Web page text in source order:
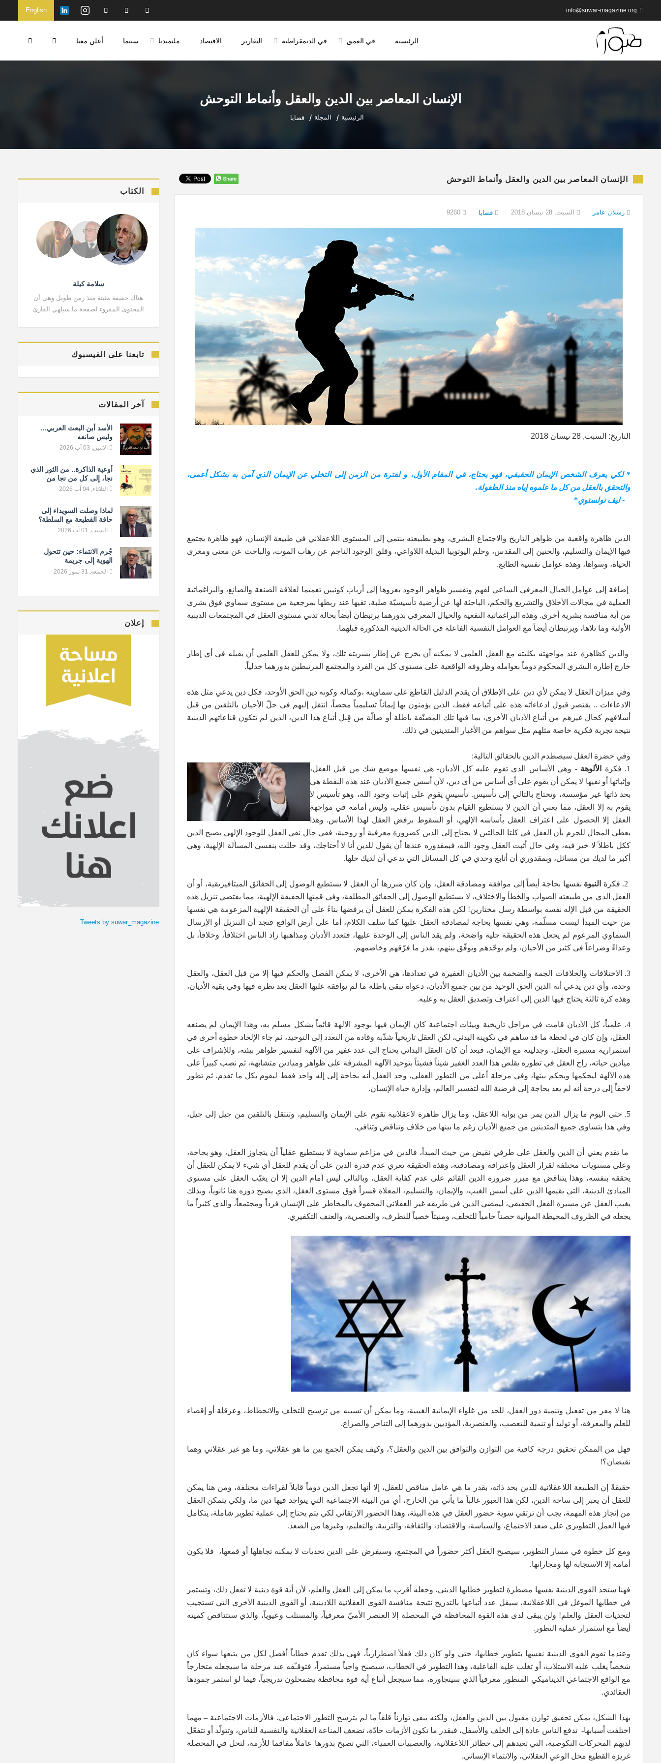
English info@suwar-magazine.org
الرئيسية في العمق في الديمقراطية التقارير الاقتصاد ملتميديا سينما أعلن معنا
الإنسان المعاصر بين الدين والعقل وأنماط التوحش
الرئيسية المجلة قضايا
الإنسان المعاصر بين الدين والعقل وأنماط التوحش
رسلان عامر السبت, 28 نيسان 2018 قضايا
التاريخ: السبت, 28 نيسان 2018
*لكي يعرف الشخص الإيمان الحقيقي، فهو يحتاج، في المقام الأول، و لفترة من الزمن إلى التخلي عن الإيمان الذي آمن به بشكل أعمى،
والتحقق بالعقل من كل ما علموه إياه منذ الطفولة.
-ليف تولستوي*
الدين ظاهرة واقعية من ظواهر التاريخ والاجتماع البشري، وهو بطبيعته ينتمي إلى المستوى اللاعقلاني في طبيعة الإنسان، فهو ظاهرة يجتمع
فيها الإيمان والتسليم، والحنين إلى المقدس، وحلم اليوتوبيا البديلة اللاواعي، وقلق الوجود الناجم عن رهاب الموت، والباحث عن معنى ومغزى
الحياة، وسواها، وهذه عوامل نفسية الطابع.
إضافة إلى عوامل الخيال المعرفي الساعي لفهم وتفسير ظواهر الوجود بعزوها إلى أرباب كونيين تعميما لعلاقة الصنعة والصانع، والبراغماتية
العملية في مجالات الأخلاق والتشريع والحكم، الباحثة لها عن أرضية تأسيسيّة صلبة، تقيها عند ربطها بمرجعية من مستوى سماوي فوق بشري
من أية منافسة بشرية أخرى. وهذه البراغماتية النفعية والخيال المعرفي بدورهما يرتبطان أيضاً بحالة تدني مستوى العقل في المجتمعات الدينية
الأولية وما تلاها، ويرتبطان أيضاً مع العوامل النفسية الفاعلة في الحالة الدينية المذكورة قبلهما.
والدين كظاهرة عند مواجهته بكليته مع العقل العلمي لا يمكنه أن يخرج عن إطار بشريته تلك، ولا يمكن للعقل العلمي أن يقبله في أي إطار
خارج إطاره البشري المحكوم دوماً بعوامله وظروفه الواقعية على مستوى كل من الفرد والمجتمع المرتبطين بدورهما جدلياً.
وفي ميزان العقل لا يمكن لأي دين على الإطلاق أن يقدم الدليل القاطع على سماويته ،وكماله وكونه دين الحق الأوحد، فكل دين يدعي مثل هذه
الادعاءات .. يقتصر قبول ادعاءاته هذه على أتباعه فقط، الذين يؤمنون بها إيماناً تسليمياً محضاً، انتقل إليهم في جلّ الأحيان بالتلقين من قبل
أسلافهم كحال غيرهم من أتباع الأديان الأخرى، بما فيها تلك المصنّفة باطلة أو ضالّة من قِبل أتباع هذا الدين، الذين لم تتكون قناعاتهم الدينية
نتيجة تجربة فكرية خاصة مثلهم مثل سواهم من الأغيار المتدينين في ذلك.
وفي حضرة العقل سيصطدم الدين بالحقائق التالية:
1. فكرة
الألوهة - وهي الأساس الذي تقوم عليه كل الأديان- هي نفسها موضع شك من قبل العقل،
وإثباتها أو نفيها لا يمكن أن يقوم على أي أساس من أي دين، لأن أسس جميع الأديان عند هذه النقطة هي
بحد ذاتها غير مؤسسة، وتحتاج بالتالي إلى تأسيس. تأسيسٍ يقوم على إثبات وجود الله، وهو تأسيس لا
يقوم به إلا العقل، مما يعني أن الدين لا يستطيع القيام بدون تأسيس عقلي، وليس أمامه في مواجهة
العقل إلا الحصول على اعتراف العقل بأساسه الإلهي، أو السقوط برفض العقل لهذا الأساس. وهذا
يعطي المجال للجزم بأن العقل في كلتا الحالتين لا يحتاج إلى الدين كضرورة معرفية أو روحية، ففي حال نفي العقل للوجود الإلهي يصبح الدين
ككل باطلاً لا خير فيه، وفي حال أثبت العقل وجود الله، فبمقدوره عندها أن يقول للدين أنا لا أحتاجك، وقد حللت بنفسي المسألة الإلهية، وهي
أكبر ما لديك من مسائل، وبمقدوري أن أتابع وحدي في كل المسائل التي تدعي أن لديك حلها.
النبوة نفسها بحاجة أيضاً إلى موافقة ومصادقة العقل، وإن كان مبررها أن العقل لا يستطيع الوصول إلى الحقائق الميتافيزيقية، أو أن
العقل الذي من طبيعته الصواب والخطأ والاختلاف، لا يستطيع الوصول إلى الحقائق المطلقة، وفي قمتها الحقيقة الإلهية، مما يقتضي تنزيل هذه
الحقيقة من قبل الإله نفسه بواسطة رسل مختارين! لكن هذه الفكرة يمكن للعقل أن يرفضها بناءً على أن الحقيقة الإلهية المزعومة هي نفسها
من حيث المبدأ ليست مسلّمة، وهي نفسها بحاجة لمصادقة العقل عليها كما سلف الكلام، أما على أرض الواقع فنجد أن التنزيل أو الإرسال
السماوي المزعوم لم يجعل هذه الحقيقة جلية واضحة، ولم يقد الناس إلى الوحدة عليها، فتعدد الأديان ومذاهبها زاد الناس اختلافاً، وخلافاً، بل
وعداءً وصراعاً في كثير من الأحيان، ولم يوحّدهم ويوفّق بينهم، بقدر ما فرّقهم وخاصمهم.
3. الاختلافات والخلافات الجمة والضخمة بين الأديان الغفيرة في تعدادها، هي الأخرى، لا يمكن الفصل والحكم فيها إلا من قبل العقل، والعقل
وحده، وأي دين يدعي أنه الدين الحق الوحيد من بين جميع الأديان، دعواه تبقى باطلة ما لم يوافقه عليها العقل بعد نظره فيها وفي بقية الأديان،
وهذه كرة ثالثة يحتاج فيها الدين إلى اعتراف وتصديق العقل به وعليه.
4. علمياً، كل الأديان قامت في مراحل تاريخية وبيئات اجتماعية كان الإيمان فيها بوجود الآلهة قائماً بشكل مسلم به، وهذا الإيمان لم يصنعه
العقل، وإن كان في لحظة ما قد ساهم في تكوينه البدئي، لكن العقل تاريخياً شذّبه وقاده من التعدد إلى التوحيد، ثم جاء الإلحاد خطوة أخرى في
استمرارية مسيرة العقل، وجدليته مع الإيمان، فبعد أن كان العقل البدائي يحتاج إلى عدد غفير من الآلهة لتفسير ظواهر بيئته، وللإشراف على
ميادين حياته، راح العقل في تطوره يقلص هذا العدد الغفير شيئاً فشيئاً بتوحيد الآلهة المشرفة على ظواهر وميادين متشابهة، ثم نصب كبيراً على
هذه الآلهة ليحكمها ويحكم بينها، وفي مرحلة أعلى من التطور العقلي، وجد العقل أنه بحاجة إلى إله واحد فقط ليقوم بكل ما تقدم، ثم تطور
لاحقاً إلى درجة أنه لم يعد بحاجة إلى فرضية الله لتفسير العالم، وإدارة حياة الإنسان.
5. حتى اليوم ما يزال الدين يمر من بوابة اللاعقل، وما يزال ظاهرة لاعقلانية تقوم على الإيمان والتسليم، وتنتقل بالتلقين من جيل إلى جيل،
وفي هذا يتساوى جميع المتدينين من جميع الأديان رغم ما بينها من خلاف وتناقض وتنافي.
ما تقدم يعني أن الدين والعقل على طرفي نقيض من حيث المبدأ، فالدين في مزاعم سماوية لا يستطيع عقلياً أن يتجاوز العقل، وهو بحاجة،
وعلى مستويات مختلفة لقرار العقل واعترافه ومصادقته، وهذه الحقيقة تعري عدم قدرة الدين على أن يقدم للعقل أي شيء لا يمكن للعقل أن
يحققه بنفسه، وهذا يتناقض مع مبرر ضرورة الدين القائم على عدم كفاية العقل، وبالتالي ليس أمام الدين إلا أن يغيّب العقل على مستوى
المبادئ الدينية، التي يقيمها الدين على أسس الغيب، والإيمان، والتسليم، المعلاة قسراً فوق مستوى العقل، الذي يصبح دوره هنا ثانوياً، وبذلك
يغيب العقل عن مسيرة الفعل الحقيقي، ليمضي الدين في طريقه غير العقلاني المحفوف بالمخاطر على الإنسان فرداً ومجتمعاً، والذي كثيراً ما
يجعله في الظروف المحيطة المواتية حصناً حامياً للتخلف، ومنبتاً خصباً للتطرف، والعنصرية، والعنف التكفيري.
هنا لا مفر من تفعيل وتنمية دور العقل، للحد من غلواء الإيمانية الغيبية، وما يمكن أن تسببه من ترسيخ للتخلف والانحطاط، وعرقلة أو إقصاء
للعلم والمعرفة، أو توليد أو تنمية للتعصب، والعنصرية، المؤديين بدورهما إلى التناحر والصراع.
فهل من الممكن تحقيق درجة كافية من التوازن والتوافق بين الدين والعقل؟، وكيف يمكن الجمع بين ما هو عقلاني، وما هو غير عقلاني وهما
نقيضان؟!
حقيقةً إن الطبيعة اللاعقلانية للدين بحد ذاته، بقدر ما هي عامل مناقض للعقل، إلا أنها تجعل الدين دوماً قابلاً لقراءات مختلفة، ومن هنا يمكن
للعقل أن يعبر إلى ساحة الدين، لكن هذا العبور غالباً ما يأتي من الخارج، أي من البيئة الاجتماعية التي يتواجد فيها دين ما، ولكي يتمكن العقل
من إنجاز هذه المهمة، يجب أن ترتقي سوية حضور العقل في هذه البيئة، وهذا الحضور الارتقائي لكي يتم يحتاج إلى عملية تطوير شاملة، يتكامل
فيها العمل التطويري على صعد الاجتماع، والسياسة، والاقتصاد، والثقافة، والتربية، والتعليم، وغيرها من الصعد.
ومع كل خطوة في مسار التطوير، سيصبح العقل أكثر حضوراً في المجتمع، وسيفرض على الدين تحديات لا يمكنه تجاهلها أو قمعها، فلا يكون
أمامه إلا الاستجابة لها ومجاراتها.
فهنا ستجد القوى الدينية نفسها مضطرة لتطوير خطابها الديني، وجعله أقرب ما يمكن إلى العقل والعلم، لأن أية قوة دينية لا تفعل ذلك، وتستمر
في خطابها الموغل في اللاعقلانية، سيقل عدد أتباعها بالتدريج نتيجة منافسة القوى العقلانية اللادينية، أو القوى الدينية الأخرى التي تستجيب
لتحديات العقل والعلم! ولن يبقى لدى هذه القوة المحافظة في المحصلة إلا العنصر الأميّ معرفياً، والمستلب وعيوياً، والذي ستتناقص كميته
أيضاً مع استمرار عملية التطور.
وعندما تقوم القوى الدينية نفسها بتطوير خطابها، حتى ولو كان ذلك فعلاً اضطرارياً، فهي بذلك تقدم خطاباً أفضل لكل من يتبعها سواء كان
شخصاً يغلب عليه الاستلاب، أو تغلب عليه الفاعلية، وهذا التطوير في الخطاب، سيصبح واجباً مستمراً، فتوقـّفه عند مرحلة ما سيجعله متخارجاً
مع الواقع الاجتماعي الديناميكي المتطور معرفياً الذي سيتجاوزه، مما سيجعل أتباع أية قوة محافظة يضمحلون تدريجياً، فيما لو استمر جمودها
العقائدي.
بهذا الشكل، يمكن تحقيق توازن مقبول بين الدين والعقل، ولكنه يبقى توازناً قلقاً ما لم يترسخ التطور الاجتماعي، فالأزمات الاجتماعية – مهما
اختلفت أسبابها- تدفع الناس عادة إلى الخلف والأسفل، فبقدر ما تكون الأزمات حادّة، تضعف المناعة العقلانية والنفسية للناس، وتتولّد أو تتفعّل
لديهم المحركات النكوصية، التي تعيدهم إلى حظائر اللاعقلانية، والعصبيات العمياء، التي تصبح بدورها عاملاً مفاقما للأزمة، لتحل في المحصلة
غريزة القطيع محل الوعي العقلاني، والانتماء الإنساني.
الكتاب
سلامة كيلة
هناك حقيقة مثبتة منذ زمن طويل وهي أن
المحتوى المقروء لصفحة ما سيلهي القارئ
تابعنا على الفيسبوك
آخر المقالات
الأسد أبن البعث العربي...
وليس صانعه
الاثنين, 03 آب 2026
أوعية الذاكرة.. من الثور الذي
نجا، إلى كل من نجا من
النسيان
الثلاثاء, 04 آب 2026
لماذا وصلت السويداء إلى
حافة القطيعة مع السلطة؟
السبت, 01 آب 2026
جُرم الانتماء: حين تتحول
الهوية إلى جريمة
الجمعة, 31 تموز 2026
إعلان
Tweets by suwar_magazine